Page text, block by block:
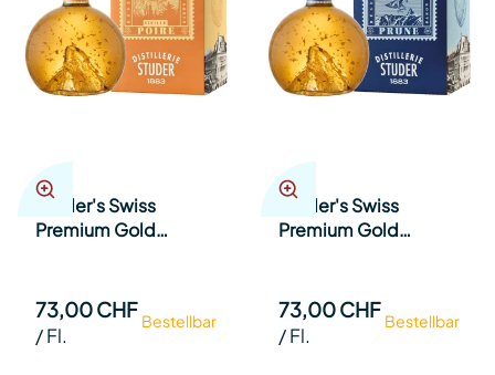
Studer's Swiss
Premium Gold
Karat Goldflilter 70cl
Fl.
Bestellbar
73,00 CHF
/Fl.
Studer's Swiss
Premium Gold
Karat Goldflilter 70cl
Fl.
Bestellbar
73,00 CHF
/Fl.